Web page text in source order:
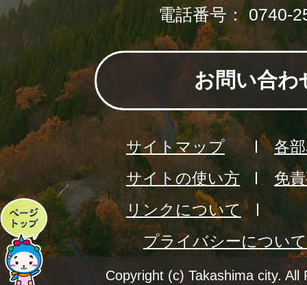
ペ
ー
ジ
電話番号： 0740-
お問い合わ
サイトマップ
各
サイトの使い方
免
リンクについて
プライバシーについて
Copyright (c) Takashima city. All